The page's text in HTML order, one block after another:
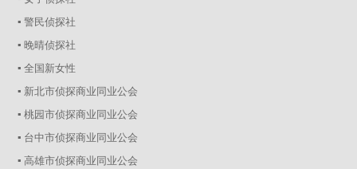
▪ 警民侦探社
▪ 晚晴侦探社
▪ 全国新女性
▪ 新北市侦探商业同业公会
▪ 桃园市侦探商业同业公会
▪ 台中市侦探商业同业公会
▪ 高雄市侦探商业同业公会